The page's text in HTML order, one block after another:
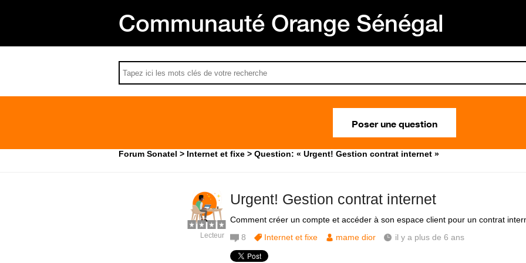
Communauté Orange Sénégal
Poser une question
Forum Sonatel Internet et fixe Question: « Urgent! Gestion contrat internet »
Urgent! Gestion contrat internet
Comment créer un compte et accéder à son espace client pour un contrat
Lecteur 8 Internet et fixe mame dior il y a plus de 6 ans